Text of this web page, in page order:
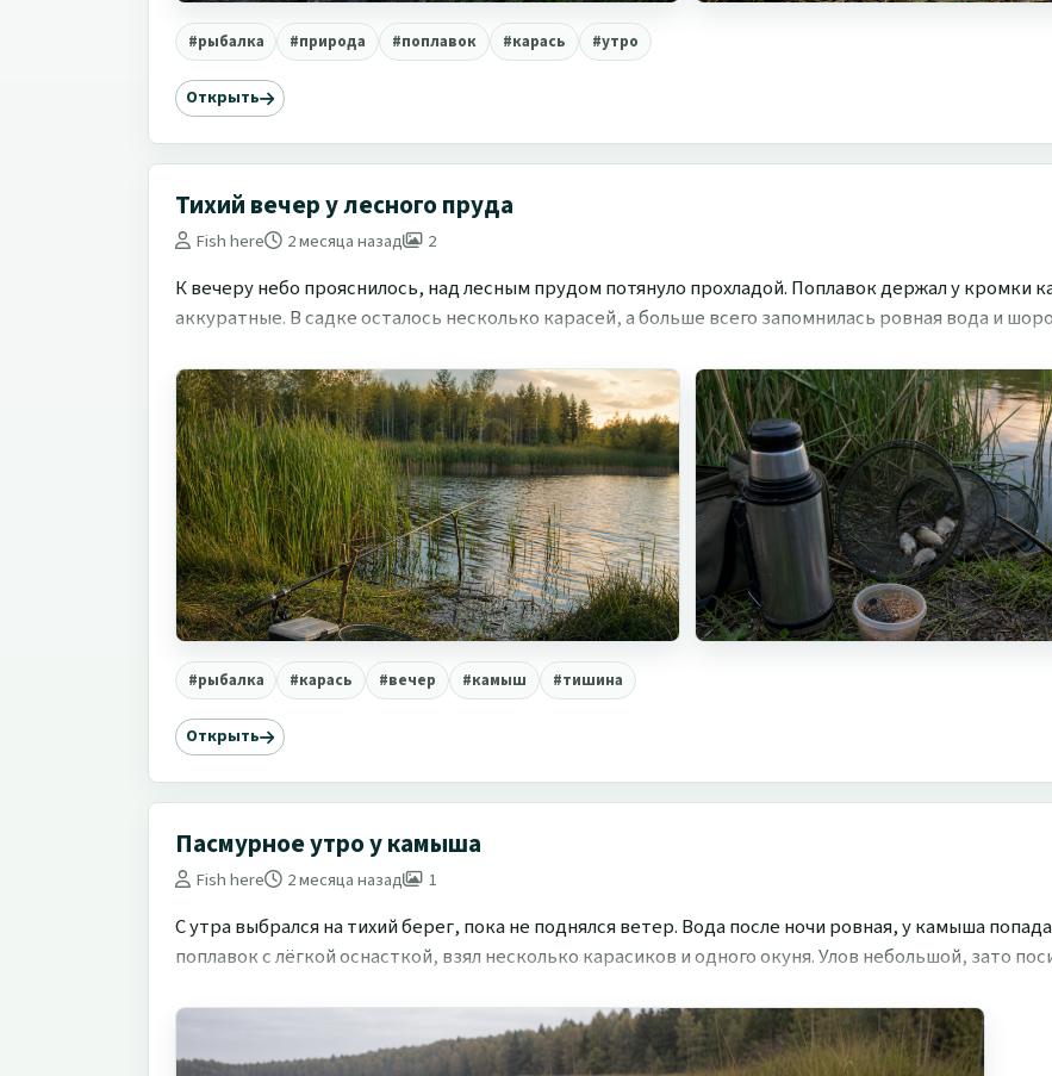
#рыбалка #природа #поплавок #карась #утро
Открыть
Тихий вечер у лесного пруда
Fish here 2 месяца назад 2
К вечеру небо прояснилось, над лесным прудом потянуло прохладой. Поплавок держал у кромки
аккуратные. В садке осталось несколько карасей, а больше всего запомнилась ровная вода и
#рыбалка #карась #вечер #камыш #тишина
Открыть
Пасмурное утро у камыша
Fish here 2 месяца назад 1
С утра выбрался на тихий берег, пока не поднялся ветер. Вода после ночи ровная, у камыша
поплавок с лёгкой оснасткой, взял несколько карасиков и одного окуня. Улов небольшой, зато